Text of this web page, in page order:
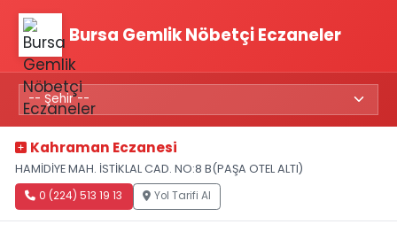
Bursa Gemlik Nöbetçi Eczaneler
Kahraman Eczanesi
HAMİDİYE MAH. İSTİKLAL CAD. NO:8 B(PAŞA OTEL ALTI)
0 (224) 513 19 13 Yol Tarifi Al